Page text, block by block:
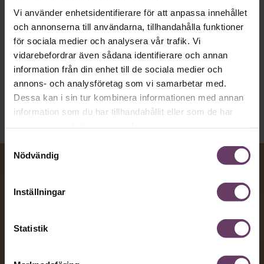
Vi använder enhetsidentifierare för att anpassa innehållet
och annonserna till användarna, tillhandahålla funktioner
för sociala medier och analysera vår trafik. Vi
vidarebefordrar även sådana identifierare och annan
information från din enhet till de sociala medier och
annons- och analysföretag som vi samarbetar med.
Dessa kan i sin tur kombinera informationen med annan
information som du har tillhandahållit eller som de har
Samtyckesval
Nödvändig
Inställningar
Statistik
toppcheferna?
Kommunikation
Text:Fredrik Kullberg
2026-08-07